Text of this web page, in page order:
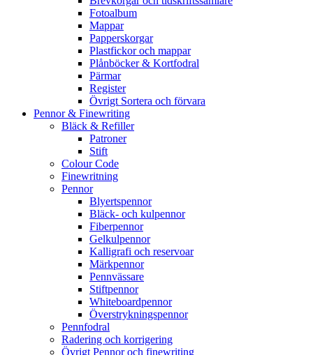
Fotoalbum
Mappar
Papperskorgar
Plastfickor och mappar
Plånböcker & Kortfodral
Pärmar
Register
Övrigt Sortera och förvara
Pennor & Finewriting
Bläck & Refiller
Patroner
Stift
Colour Code
Finewritning
Pennor
Blyertspennor
Bläck- och kulpennor
Fiberpennor
Gelkulpennor
Kalligrafi och reservoar
Märkpennor
Pennvässare
Stiftpennor
Whiteboardpennor
Överstrykningspennor
Pennfodral
Radering och korrigering
Övrigt Pennor och finewriting